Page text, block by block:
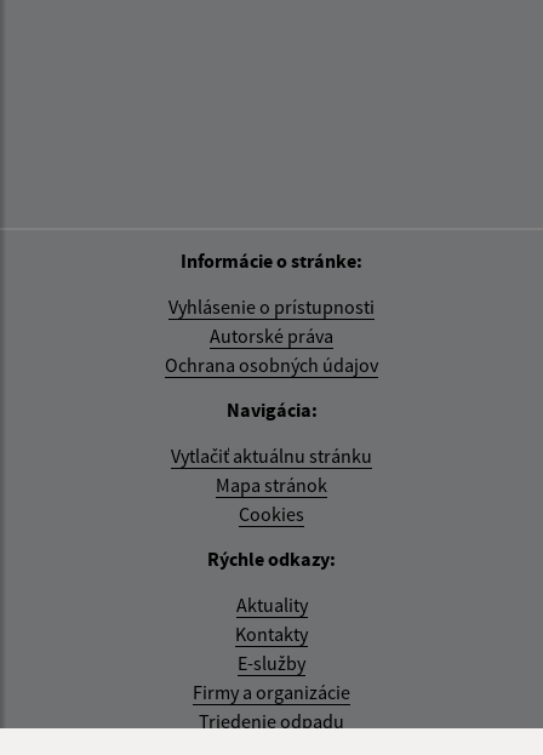
Informácie o stránke:
Vyhlásenie o prístupnosti
Autorské práva
Ochrana osobných údajov
Navigácia:
Vytlačiť aktuálnu stránku
Mapa stránok
Cookies
Rýchle odkazy:
Aktuality
Kontakty
E-služby
Firmy a organizácie
Triedenie odpadu